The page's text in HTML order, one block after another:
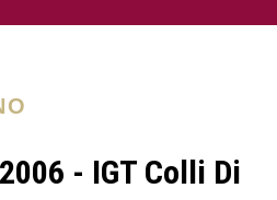
- IGT Colli Di